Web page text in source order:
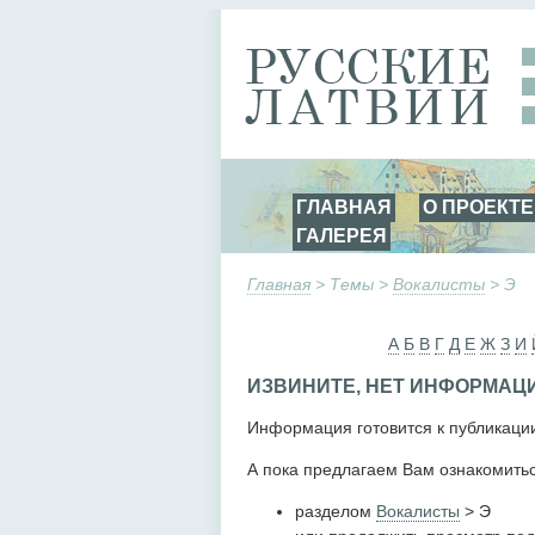
ГЛАВНАЯ О ПРОЕКТЕ
ГАЛЕРЕЯ
Главная > Темы > Вокалисты > Э
А Б В Г Д Е Ж З И
ИЗВИНИТЕ, НЕТ
Информация готовится к
А пока предлагаем Вам
разделом Вокалисты > Э